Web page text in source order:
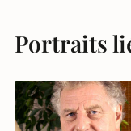
Portraits